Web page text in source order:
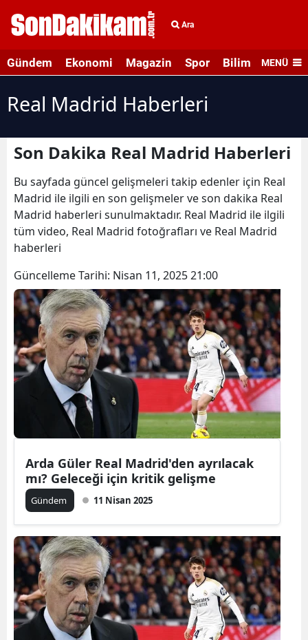
Ara
Gündem Ekonomi Magazin Spor Bilim veMENÜ
Real Madrid Haberleri
Son Dakika Real Madrid Haberleri
Bu sayfada güncel gelişmeleri takip edenler için Real
Madrid ile ilgili en son gelişmeler ve son dakika Real
Madrid haberleri sunulmaktadır. Real Madrid ile ilgili
tüm video, Real Madrid fotoğrafları ve Real Madrid
haberleri
Güncelleme Tarihi: Nisan 11, 2025 21:00
Arda Güler Real Madrid'den ayrılacak
mı? Geleceği için kritik gelişme
Gündem 11 Nisan 2025